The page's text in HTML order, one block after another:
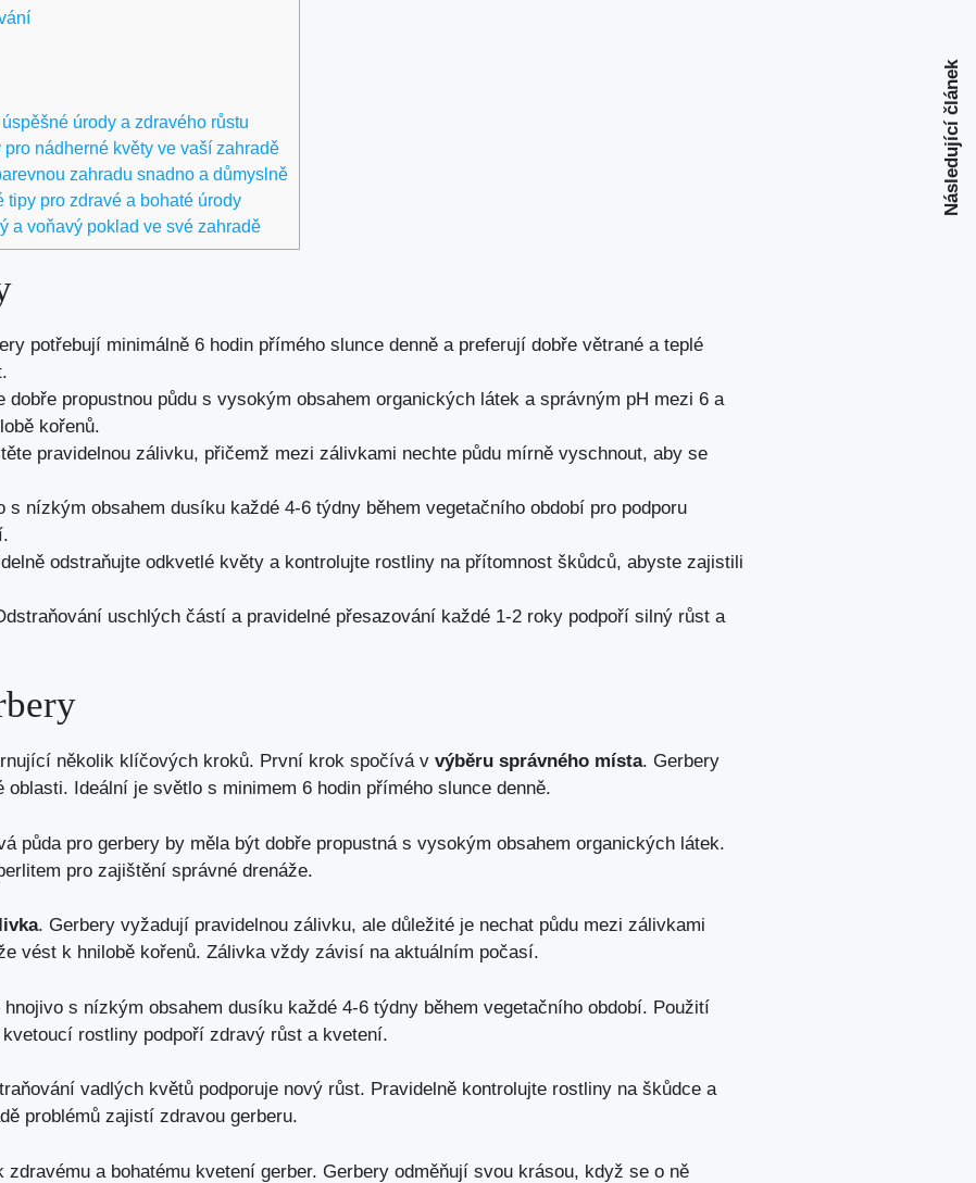
úrody a zdravého růstu
nádherné květy ve vaší zahradě
zahradu snadno a důmyslně
tipy pro zdravé a bohaté úrody
a voňavý poklad ve své zahradě
potřebují minimálně 6 hodin přímého slunce denně a preferují dobře větrané a teplé
dobře propustnou půdu s vysokým obsahem organických látek a správným pH mezi 6 a
kořenů.
pravidelnou zálivku, přičemž mezi zálivkami nechte půdu mírně vyschnout, aby se
s nízkým obsahem dusíku každé 4-6 týdny během vegetačního období pro podporu
odstraňujte odkvetlé květy a kontrolujte rostliny na přítomnost škůdců, abyste zajistili
uschlých částí a pravidelné přesazování každé 1-2 roky podpoří silný růst a
několik klíčových kroků. První krok spočívá v výběru správného místa. Gerbery
oblasti. Ideální je světlo s minimem 6 hodin přímého slunce denně.
půda pro gerbery by měla být dobře propustná s vysokým obsahem organických látek.
pro zajištění správné drenáže.
. Gerbery vyžadují pravidelnou zálivku, ale důležité je nechat půdu mezi zálivkami
vést k hnilobě kořenů. Zálivka vždy závisí na aktuálním počasí.
s nízkým obsahem dusíku každé 4-6 týdny během vegetačního období. Použití
rostliny podpoří zdravý růst a kvetení.
vadlých květů podporuje nový růst. Pravidelně kontrolujte rostliny na škůdce a
problémů zajistí zdravou gerberu.
a bohatému kvetení gerber. Gerbery odměňují svou krásou, když se o ně
Následující článek